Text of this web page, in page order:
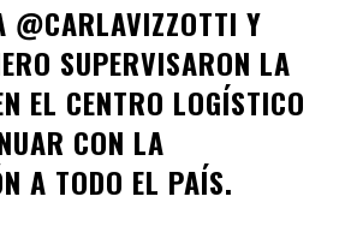
@CARLAVIZZOTTI Y
SUPERVISARON LA
EL CENTRO LOGÍSTICO
CON LA
A TODO EL PAÍS.